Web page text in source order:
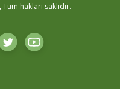
hakları saklıdır.